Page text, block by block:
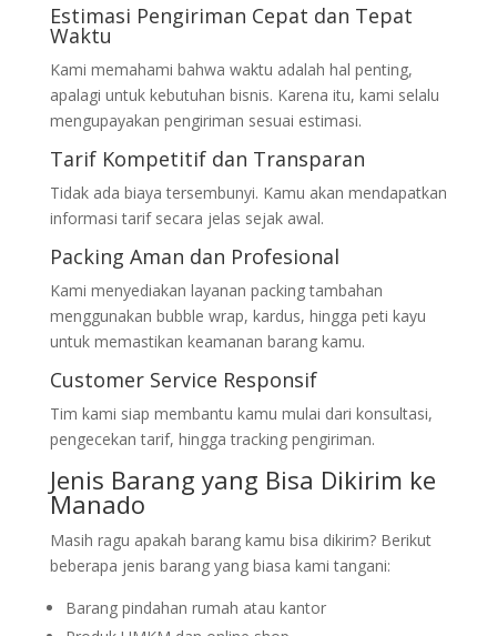
Estimasi Pengiriman Cepat dan Tepat
Waktu
Kami memahami bahwa waktu adalah hal penting,
apalagi untuk kebutuhan bisnis. Karena itu, kami selalu
mengupayakan pengiriman sesuai estimasi.
Tarif Kompetitif dan Transparan
Tidak ada biaya tersembunyi. Kamu akan mendapatkan
informasi tarif secara jelas sejak awal.
Packing Aman dan Profesional
Kami menyediakan layanan packing tambahan
menggunakan bubble wrap, kardus, hingga peti kayu
untuk memastikan keamanan barang kamu.
Customer Service Responsif
Tim kami siap membantu kamu mulai dari konsultasi,
pengecekan tarif, hingga tracking pengiriman.
Jenis Barang yang Bisa Dikirim ke
Manado
Masih ragu apakah barang kamu bisa dikirim? Berikut
beberapa jenis barang yang biasa kami tangani:
Barang pindahan rumah atau kantor